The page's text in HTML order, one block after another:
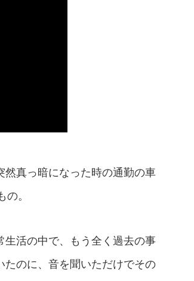
然真っ暗になった時の通勤の車
の。
活の中で、もう全く過去の事
たのに、音を聞いただけでその